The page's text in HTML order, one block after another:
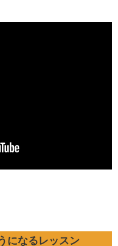
になるレッスン